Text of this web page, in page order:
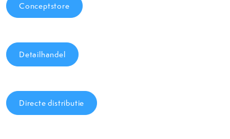
Conceptstore
Detailhandel
Directe distributie